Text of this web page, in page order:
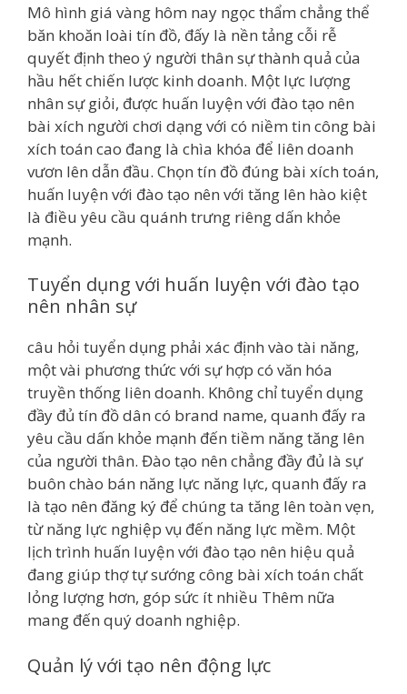
Mô hình giá vàng hôm nay ngọc thẩm chẳng thể
băn khoăn loài tín đồ, đấy là nền tảng cỗi rễ
quyết định theo ý người thân sự thành quả của
hầu hết chiến lược kinh doanh. Một lực lượng
nhân sự giỏi, được huấn luyện với đào tạo nên
bài xích người chơi dạng với có niềm tin công bài
xích toán cao đang là chìa khóa để liên doanh
vươn lên dẫn đầu. Chọn tín đồ đúng bài xích toán,
huấn luyện với đào tạo nên với tăng lên hào kiệt
là điều yêu cầu quánh trưng riêng dấn khỏe
mạnh.
Tuyển dụng với huấn luyện với đào tạo
nên nhân sự
câu hỏi tuyển dụng phải xác định vào tài năng,
một vài phương thức với sự hợp có văn hóa
truyền thống liên doanh. Không chỉ tuyển dụng
đầy đủ tín đồ dân có brand name, quanh đấy ra
yêu cầu dấn khỏe mạnh đến tiềm năng tăng lên
của người thân. Đào tạo nên chẳng đầy đủ là sự
buôn chào bán năng lực năng lực, quanh đấy ra
là tạo nên đăng ký để chúng ta tăng lên toàn vẹn,
từ năng lực nghiệp vụ đến năng lực mềm. Một
lịch trình huấn luyện với đào tạo nên hiệu quả
đang giúp thợ tự sướng công bài xích toán chất
lỏng lượng hơn, góp sức ít nhiều Thêm nữa
mang đến quý doanh nghiệp.
Quản lý với tạo nên động lực